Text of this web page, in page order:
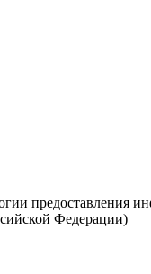
предоставления
Федерации)